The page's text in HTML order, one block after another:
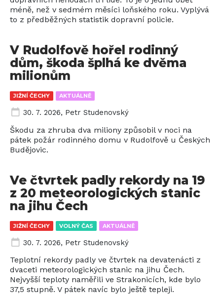
méně, než v sedmém měsíci loňského roku. Vyplývá
to z předběžných statistik dopravní policie.
JIŽNÍ ČECHY AKTUÁLNĚ
V Rudolfově hořel rodinný
dům, škoda šplhá ke dvěma
milionům
30. 7. 2026, Petr Studenovský
Škodu za zhruba dva miliony způsobil v noci na
pátek požár rodinného domu v Rudolfově u Českých
Budějovic.
JIŽNÍ ČECHY VOLNÝ ČAS AKTUÁLNĚ
Ve čtvrtek padly rekordy na 19
z 20 meteorologických stanic
na jihu Čech
30. 7. 2026, Petr Studenovský
Teplotní rekordy padly ve čtvrtek na devatenácti z
dvaceti meteorologických stanic na jihu Čech.
Nejvyšší teploty naměřili ve Strakonicích, kde bylo
37,5 stupně. V pátek navíc bylo ještě tepleji.